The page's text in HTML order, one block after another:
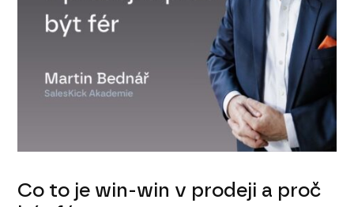
Co to je win-win v prodeji a proč